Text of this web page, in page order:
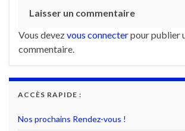
Laisser un commentaire
Vous devezvous connecterpour publier
commentaire.
ACCÈS RAPIDE :
Nos prochains Rendez-vous !